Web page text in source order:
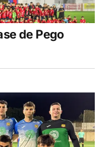
de Pego